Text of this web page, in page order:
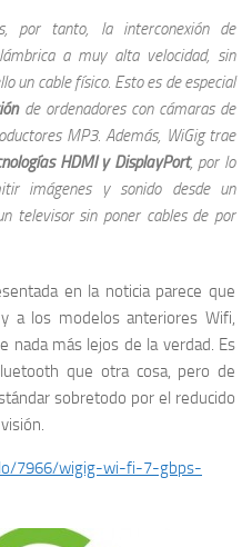
por tanto, la interconexión de
a muy alta velocidad, sin
un cable físico. Esto es de especial
de ordenadores con cámaras de
MP3. Además, WiGig trae
HDMI y DisplayPort, por lo
imágenes y sonido desde un
televisor sin poner cables de por
en la noticia parece que
a los modelos anteriores Wifi,
nada más lejos de la verdad. Es
que otra cosa, pero de
sobretodo por el reducido
7966/wigig-wi-fi-7-gbps-